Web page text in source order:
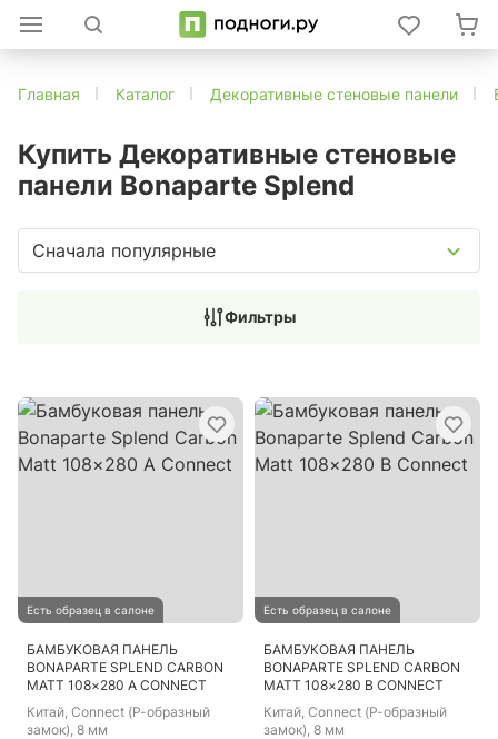
Главная Каталог Декоративные стеновые панели
Купить Декоративные стеновые
панели Bonaparte Splend
Сначала популярные
Фильтры
Есть образец в салоне
БАМБУКОВАЯ ПАНЕЛЬ
BONAPARTE SPLEND CARBON
MATT 108×280 A CONNECT
Китай, Connect (Р-образный
замок), 8 мм
Есть образец в салоне
БАМБУКОВАЯ ПАНЕЛЬ
BONAPARTE SPLEND CARBON
MATT 108×280 B CONNECT
Китай, Connect (Р-образный
замок), 8 мм